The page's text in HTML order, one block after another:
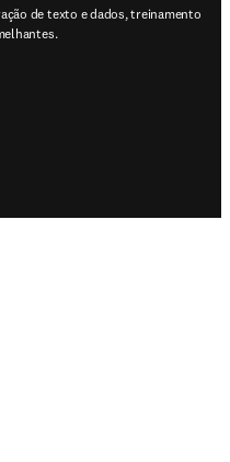
de texto e dados, treinamento